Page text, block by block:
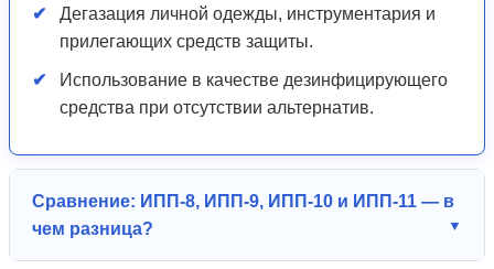
Дегазация личной одежды, инструментария и
прилегающих средств защиты.
Использование в качестве дезинфицирующего
средства при отсутствии альтернатив.
Сравнение: ИПП-8, ИПП-9, ИПП-10 и ИПП-11 — в
чем разница?